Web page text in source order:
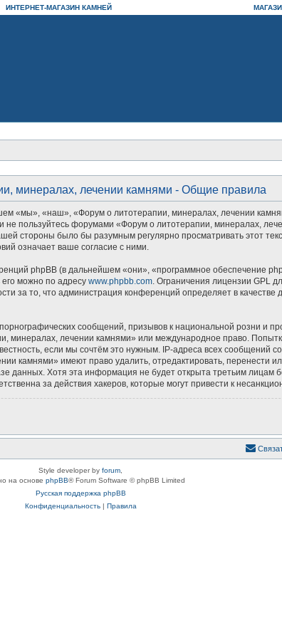
ИНТЕРНЕТ-МАГАЗИН КАМНЕЙ
минералах, лечении камнями - Общие правила
«мы», «наш», «Форум о литотерапии, минералах, лечении
пользуйтесь форумами «Форум о литотерапии, минералах,
стороны было бы разумным регулярно просматривать этот
означает ваше согласие с ними.
phpBB (в дальнейшем «они», «программное обеспечение
можно по адресу www.phpbb.com. Ограничения лицензии GPL
за то, что администрация конференций определяет в
сообщений, призывов к национальной розни и
минералах, лечении камнями» или международное право.
если мы сочтём это нужным. IP-адреса всех сообщений
камнями» имеют право удалить, отредактировать, перенести
данных. Хотя эта информация не будет открыта третьим
за действия хакеров, которые могут привести к
Style developer by forum
на основе phpBB® Forum Software © phpBB Limited
Русская поддержка phpBB
Конфиденциальность| Правила